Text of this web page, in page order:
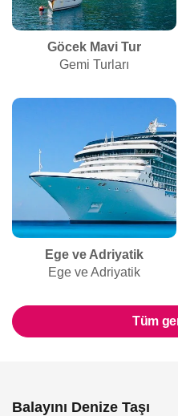
Göcek Mavi Tur
Gemi Turları
Ege ve Adriyatik
Ege ve Adriyatik
Tüm
Balayını Denize Taşı